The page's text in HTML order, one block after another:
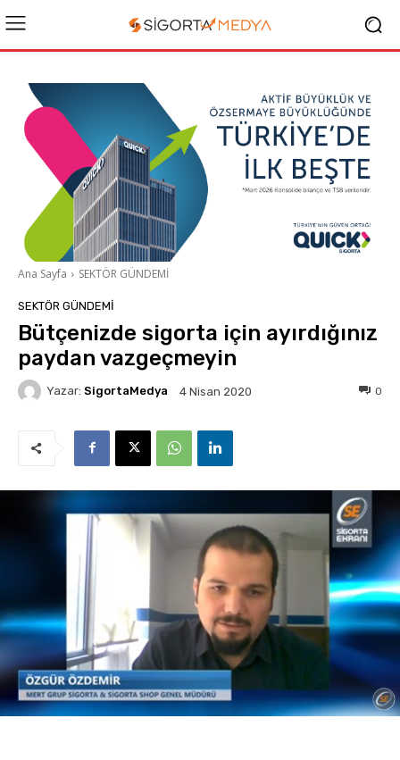
Ana Sayfa SEKTÖR GÜNDEMİ
SEKTÖR GÜNDEMİ
Bütçenizde sigorta için ayırdığınız
paydan vazgeçmeyin
Yazar: SigortaMedya 4 Nisan 2020 0